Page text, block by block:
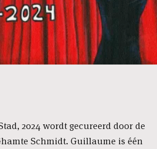
2024 wordt gecureerd door de
Schmidt. Guillaume is één